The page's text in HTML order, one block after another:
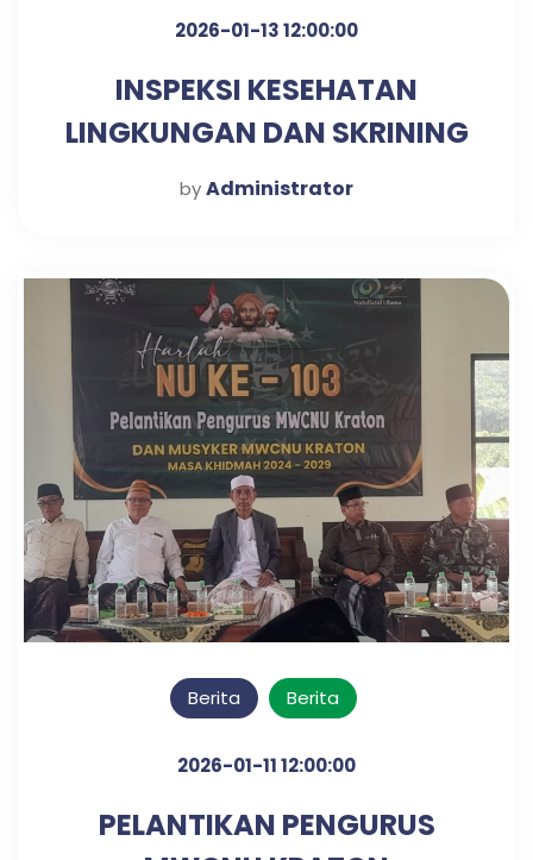
2026-01-13 12:00:00
INSPEKSI KESEHATAN
LINGKUNGAN DAN SKRINING
DIABETES & HIPERTENSI
byAdministrator
Berita Berita
2026-01-11 12:00:00
PELANTIKAN PENGURUS